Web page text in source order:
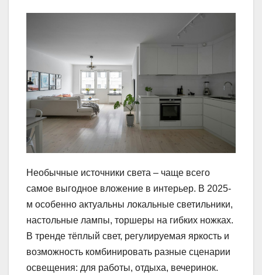
Необычные источники света – чаще всего
самое выгодное вложение в интерьер. В 2025-
м особенно актуальны локальные светильники,
настольные лампы, торшеры на гибких ножках.
В тренде тёплый свет, регулируемая яркость и
возможность комбинировать разные сценарии
освещения: для работы, отдыха, вечеринок.